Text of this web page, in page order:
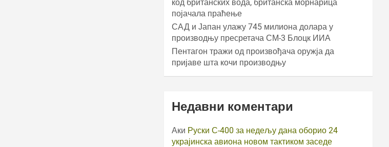
код британских вода, британска морнарица
појачала праћење
САД и Јапан улажу 745 милиона долара у
производњу пресретача СМ-3 Блоцк ИИА
Пентагон тражи од произвођача оружја да
пријаве шта кочи производњу
Недавни коментари
Аки Руски С-400 за недељу дана оборио 24
украјинска авиона новом тактиком заседе